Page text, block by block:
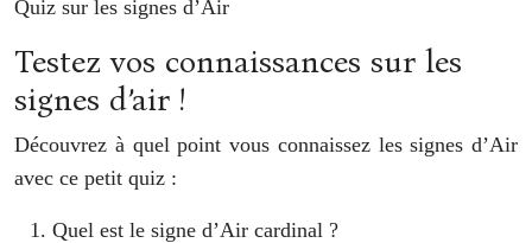
Quiz sur les signes d’Air
Testez vos connaissances sur les
signes d’air !
Découvrez à quel point vous connaissez les signes d’Air
avec ce petit quiz :
Quel est le signe d’Air cardinal ?